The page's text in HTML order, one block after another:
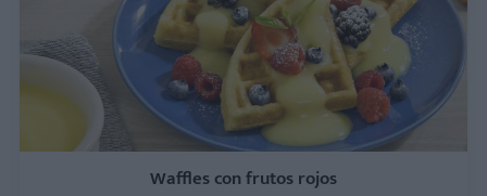
Waffles con frutos rojos